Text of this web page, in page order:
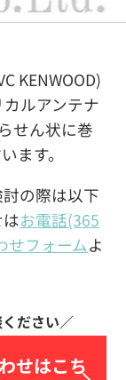
KENWOOD)
ルアンテナ
せん状に巻
ます。
の際は以下
お電話(365
せフォームよ
せはこち